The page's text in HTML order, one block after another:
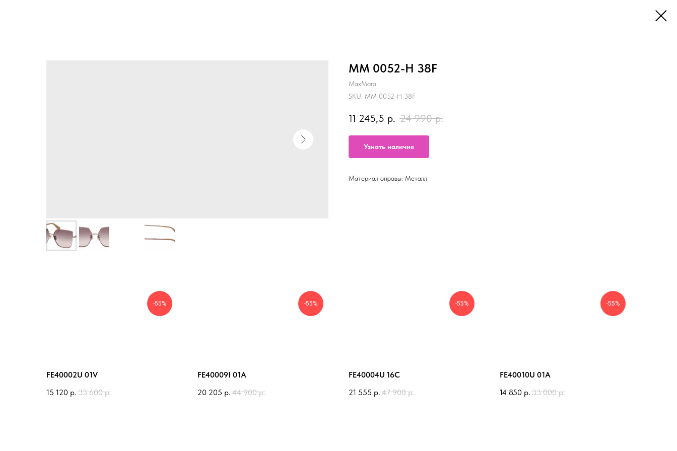
MM 0052-H 38F
MaxMara
SKU: MM 0052-H 38F
11 245,5 р. 24 990 р.
Узнать наличие
Материал оправы: Металл
-55%
FE40002U 01V
15 120 р. 33 600 р.
-55%
FE40009I 01A
20 205 р. 44 900 р.
-55%
FE40004U 16C
21 555 р. 47 900 р.
-55%
FE40010U 01A
14 850 р. 33 000 р.